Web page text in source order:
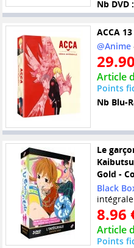
Nb DVD :
ACCA
@Anime
Article
Points
Nb Blu-
Le
Gold -
Black
intégrale
8.96
Article
Points